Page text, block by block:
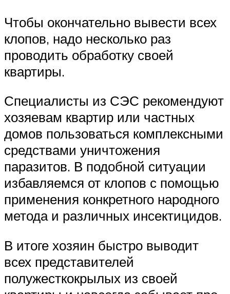
Чтобы окончательно вывести всех
клопов, надо несколько раз
проводить обработку своей
квартиры.
Специалисты из СЭС рекомендуют
хозяевам квартир или частных
домов пользоваться комплексными
средствами уничтожения
паразитов. В подобной ситуации
избавляемся от клопов с помощью
применения конкретного народного
метода и различных инсектицидов.
В итоге хозяин быстро выводит
всех представителей
полужесткокрылых из своей